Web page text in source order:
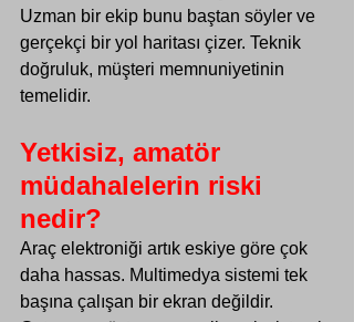
Uzman bir ekip bunu baştan söyler ve
gerçekçi bir yol haritası çizer. Teknik
doğruluk, müşteri memnuniyetinin
temelidir.
Yetkisiz, amatör
müdahalelerin riski
nedir?
Araç elektroniği artık eskiye göre çok
daha hassas. Multimedya sistemi tek
başına çalışan bir ekran değildir.